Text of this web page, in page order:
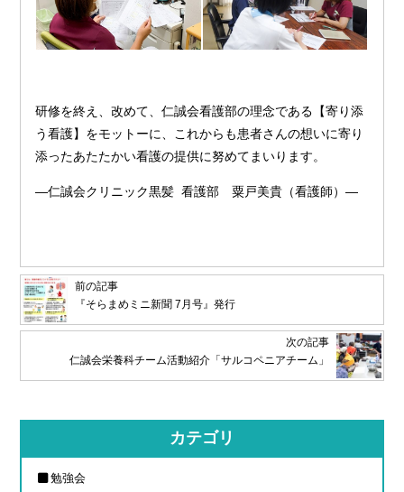
研修を終え、改めて、仁誠会看護部の理念である【寄り添
う看護】をモットーに、これからも患者さんの想いに寄り
添ったあたたかい看護の提供に努めてまいります。
―仁誠会クリニック黒髪 看護部 粟戸美貴（看護師）―
前の記事
『そらまめミニ新聞 7月号』発行
次の記事
仁誠会栄養科チーム活動紹介「サルコペニアチーム」
カテゴリ
勉強会